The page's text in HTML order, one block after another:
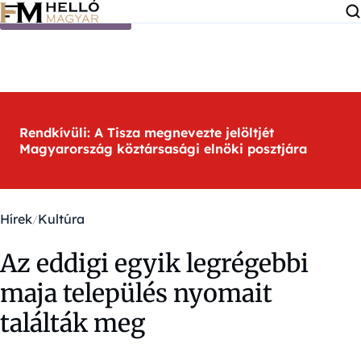
Ugrás a tartalomra
Rendkívüli: A Tisza megnevezte jelöltjét
Magyarország köztársasági elnöki posztjára
Hírek Kultúra
Az eddigi egyik legrégebbi
maja település nyomait
találták meg